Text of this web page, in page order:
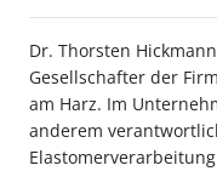
Dr. Thorsten
Gesellschafter der
am Harz. Im
anderem